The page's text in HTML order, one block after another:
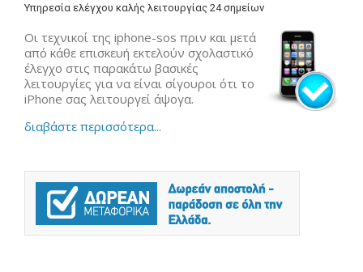
Υπηρεσία ελέγχου καλής λειτουργίας 24 σημείων
Οι τεχνικοί της iphone-sos πριν και μετά
από κάθε επισκευή εκτελούν σχολαστικό
έλεγχο στις παρακάτω βασικές
λειτουργίες για να είναι σίγουροι ότι το
iPhone σας λειτουργεί άψογα.
διαβάστε περισσότερα...